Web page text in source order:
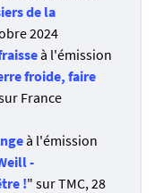
de la
2024
à l'émission
froide, faire
France
à l'émission
-
!" sur TMC, 28